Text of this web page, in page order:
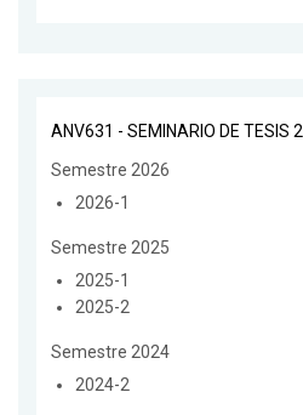
ANV631 - SEMINARIO DE TESIS 2
Semestre 2026
2026-1
Semestre 2025
2025-1
2025-2
Semestre 2024
2024-2